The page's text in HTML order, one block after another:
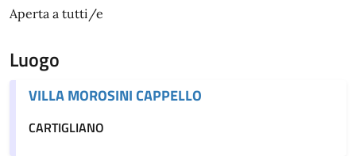
Aperta a tutti/e
Luogo
VILLA MOROSINI CAPPELLO
CARTIGLIANO